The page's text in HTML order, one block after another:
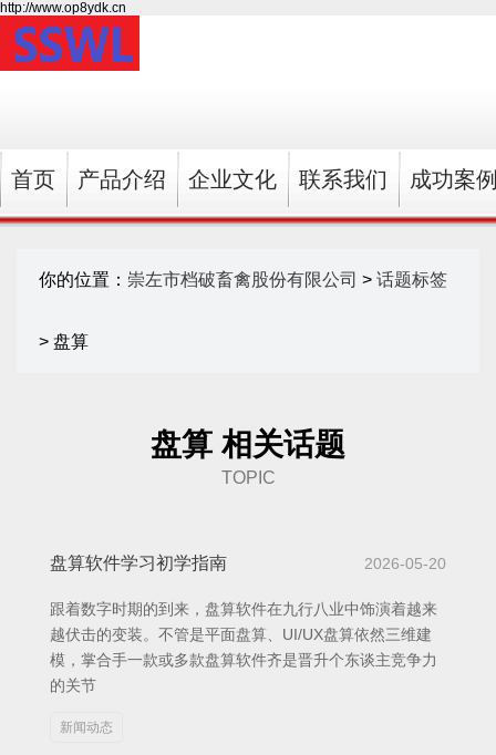
http://www.op8ydk.cn
首页 产品介绍 企业文化 联系我们 成功案
你的位置： 崇左市档破畜禽股份有限公司 > 话题标签
> 盘算
盘算 相关话题
TOPIC
盘算软件学习初学指南 2026-05-20
跟着数字时期的到来，盘算软件在九行八业中饰演着越来
越伏击的变装。不管是平面盘算、UI/UX盘算依然三维建
模，掌合手一款或多款盘算软件齐是晋升个东谈主竞争力
的关节
新闻动态